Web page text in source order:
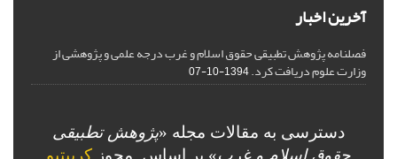
آخرین اخبار
فصلنامه پژوهش تطبیقی حقوق اسلام و غرب درجه علمی و پژوهشی از
وزارت علوم دریافت کرد.1394-10-07
دسترسی به مقالات مجله «پژوهش تطبیقی
حقوق اسلام و غرب» بر اساس مجوز کرییتیو